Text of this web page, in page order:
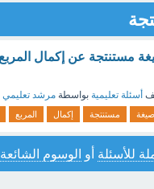
أسئلة تعليمية بواسطة مرشد تعليمي
صيغة مستنتجة إكمال المربع
للأسئلة أو الوسوم الشائعة